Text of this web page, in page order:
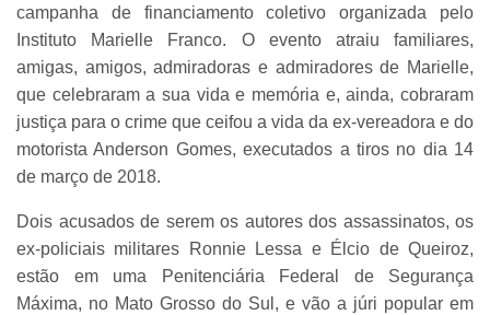
campanha de financiamento coletivo organizada pelo
Instituto Marielle Franco. O evento atraiu familiares,
amigas, amigos, admiradoras e admiradores de Marielle,
que celebraram a sua vida e memória e, ainda, cobraram
justiça para o crime que ceifou a vida da ex-vereadora e do
motorista Anderson Gomes, executados a tiros no dia 14
de março de 2018.
Dois acusados de serem os autores dos assassinatos, os
ex-policiais militares Ronnie Lessa e Élcio de Queiroz,
estão em uma Penitenciária Federal de Segurança
Máxima, no Mato Grosso do Sul, e vão a júri popular em